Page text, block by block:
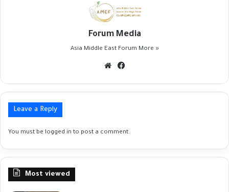
Forum Media
Asia Middle East Forum More »
Website
Leave a Reply
You must be logged in to post a comment.
Most viewed